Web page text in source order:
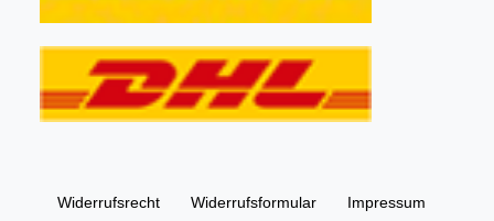
Widerrufs­recht Widerrufs­formular Impressum